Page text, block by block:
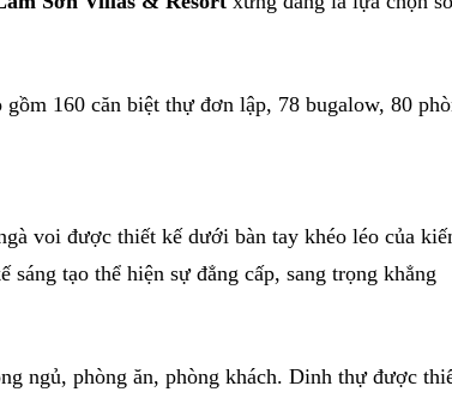
160 căn biệt thự đơn lập, 78 bugalow, 80
voi được thiết kế dưới bàn tay khéo léo của
tạo thể hiện sự đẳng cấp, sang trọng khẳng
ngủ, phòng ăn, phòng khách. Dinh thự được